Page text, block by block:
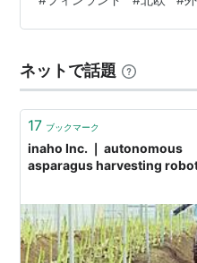
V.A
CARRY THAT
multiply ur
DIVE INTO
日)asin:B00006IIA9
Winnie the Pooh(2002
HUSKING BEE
(2007年3月21日)
ー・ー・ー・ー・ー・ー・
ー・ 〔例文〕 「私はアス
asparagus.」 ・ー・ー・
ー・ー・ー・ー・ー・ー
ネットで話題
17 ブックマーク
inaho Inc. ❘ autonomous
asparagus harvesting